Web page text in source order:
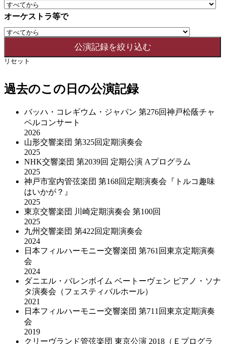
オーケストラ等で
リセット
過去のこの日の公演記録
バッハ・コレギウム・ジャパン 第276回神戸松蔭チャ
ペルコンサート
2026
山形交響楽団 第325回定期演奏会
2025
NHK交響楽団 第2039回 定期公演 Aプログラム
2025
神戸市室内管弦楽団 第168回定期演奏会『トルコ趣味
はいかが？』
2025
東京交響楽団 川崎定期演奏会 第100回
2025
九州交響楽団 第422回定期演奏会
2024
日本フィルハーモニー交響楽団 第761回東京定期演奏
会
2024
ダニエル・バレンボイム ベートーヴェン ピアノ・ソナ
タ演奏会（フェスティバルホール）
2021
日本フィルハーモニー交響楽団 第711回東京定期演奏
会
2019
クリーヴランド管弦楽団 東京公演 2018（Ｅプログラ